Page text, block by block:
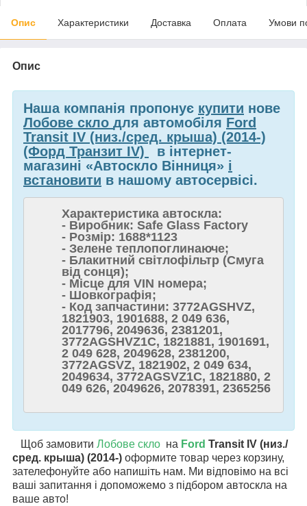
Опис Характеристики Доставка Оплата Умови
Опис
Наша компанія пропонує купити нове
Лобове скло для автомобіля Ford
Transit IV (низ./сред. крыша) (2014-)
(Форд Транзит IV)
в інтернет-
магазині «Автоскло Вінниця» і
встановити в нашому автосервісі.
Характеристика автоскла:
- Виробник: Safe Glass Factory
- Розмір: 1688*1123
- Зелене теплопоглинаюче;
- Блакитний світлофільтр (Смуга
від сонця);
- Місце для VIN номера;
- Шовкографія;
- Код запчастини: 3772AGSHVZ,
1821903, 1901688, 2 049 636,
2017796, 2049636, 2381201,
3772AGSHVZ1C, 1821881, 1901691,
2 049 628, 2049628, 2381200,
3772AGSVZ, 1821902, 2 049 634,
2049634, 3772AGSVZ1C, 1821880, 2
049 626, 2049626, 2078391, 2365256
Щоб замовити Лобове скло на Ford Transit IV (низ./
сред. крыша) (2014-) оформите товар через корзину,
зателефонуйте або напишіть нам. Ми відповімо на всі
ваші запитання і допоможемо з підбором автоскла на
ваше авто!